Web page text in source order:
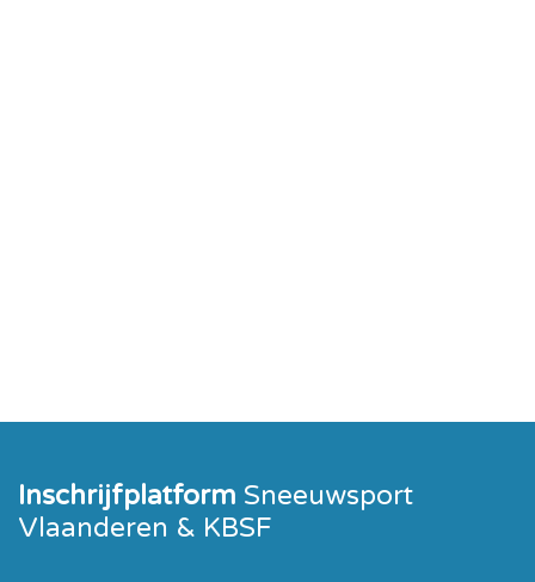
Inschrijfplatform Sneeuwsport
Vlaanderen & KBSF